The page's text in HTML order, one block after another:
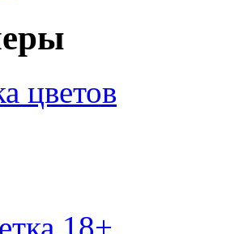
цветов
18+